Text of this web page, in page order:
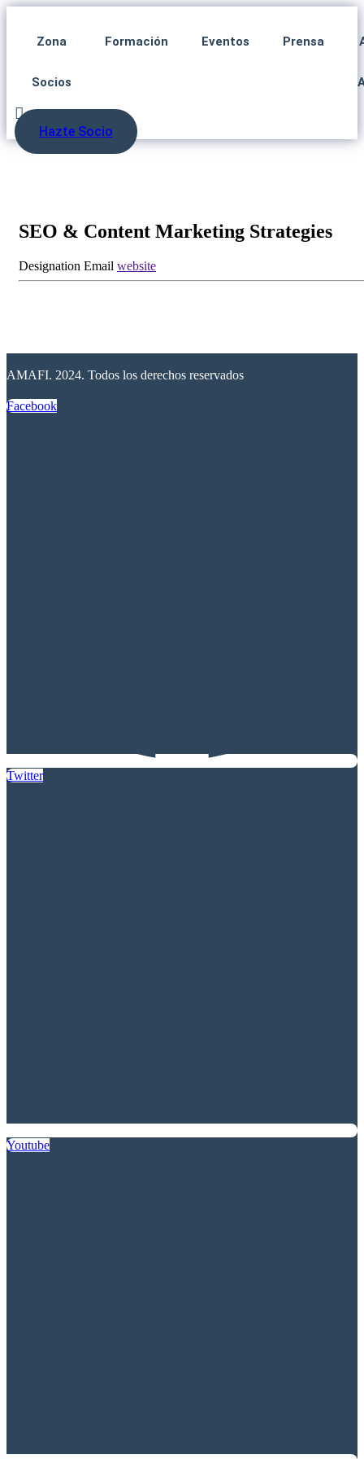
Zona
Socios
Formación Eventos Prensa
Hazte Socio
SEO & Content Marketing Strategies
Designation Email website
AMAFI. 2024. Todos los derechos reservados
Facebook
Twitter
Youtube